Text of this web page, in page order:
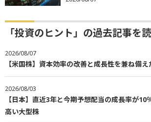
「投資のヒント」の過去記事を
2026/08/07
【米国株】資本効率の改善と成長性を兼ね備え
2026/08/03
【日本】直近3年と今期予想配当の成長率が10
高い大型株